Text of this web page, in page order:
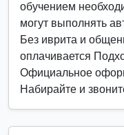
обучением
могут выполнять
Без иврита и
оплачивается
Официальное
Набирайте и